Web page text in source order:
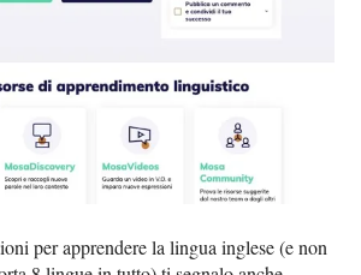
per apprendere la lingua inglese (e non